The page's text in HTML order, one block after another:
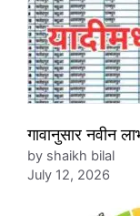
गावानुसार नवीन
by shaikh bilal
July 12, 2026